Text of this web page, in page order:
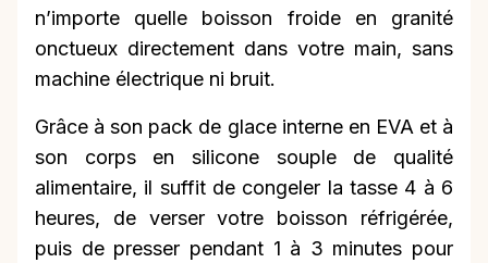
n’importe quelle boisson froide en granité
onctueux directement dans votre main, sans
machine électrique ni bruit.
Grâce à son pack de glace interne en EVA et à
son corps en silicone souple de qualité
alimentaire, il suffit de congeler la tasse 4 à 6
heures, de verser votre boisson réfrigérée,
puis de presser pendant 1 à 3 minutes pour